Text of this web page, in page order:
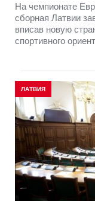
На чемпионате
сборная Латвии
вписав новую
спортивного
ЛАТВИЯ